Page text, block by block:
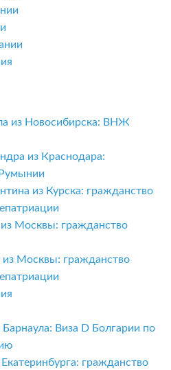
из Новосибирска: ВНЖ
из Краснодара:
из Курска: гражданство
Москвы: гражданство
Москвы: гражданство
Виза D Болгарии по
гражданство